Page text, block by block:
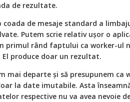
de rezultate.
coada de mesaje standard a
Putem scrie relativ uşor o
primul rând faptului ca worker-ul
El produce doar un rezultat.
mai departe şi să presupunem ca
la date imutabile. Asta
respective nu va avea nevoie